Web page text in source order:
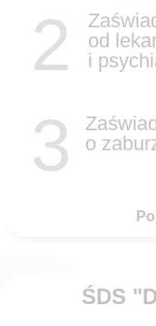
2
od
i
3
o
ŚDS